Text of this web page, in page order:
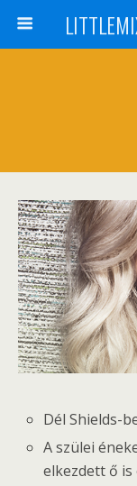
Dél Shields-
A szülei
elkezdett ő is